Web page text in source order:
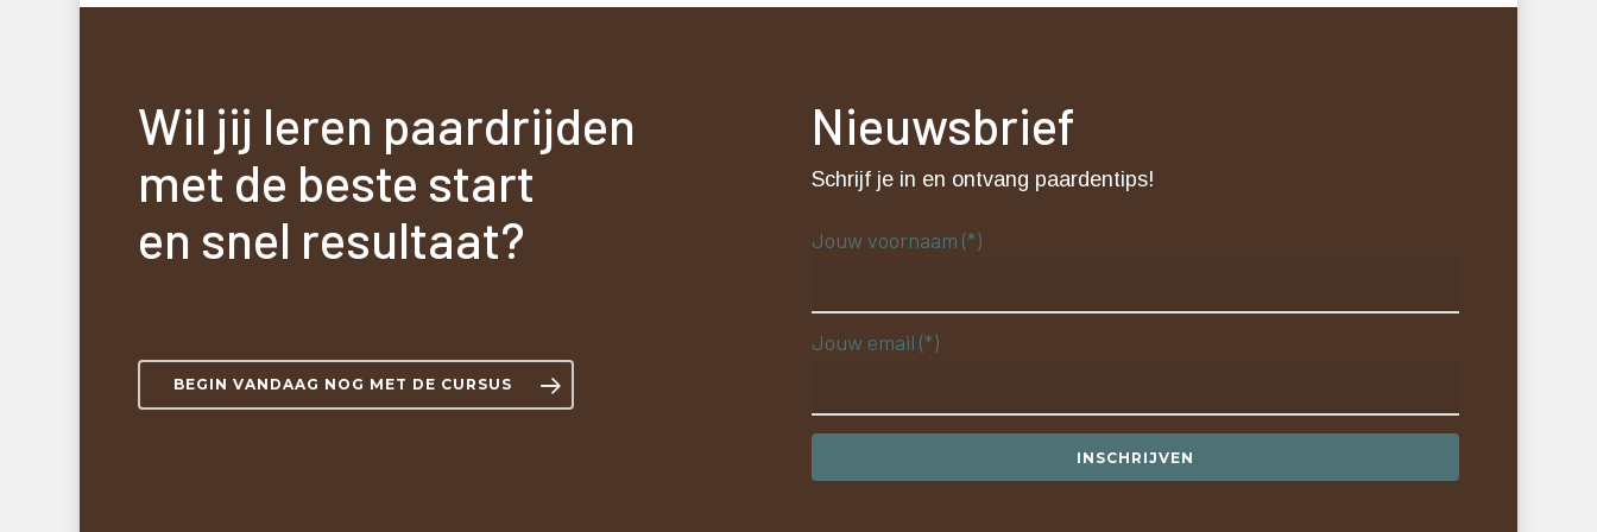
Wil jij leren paardrijden
met de beste start
en snel resultaat?
BEGIN VANDAAG NOG MET DE CURSUS
Nieuwsbrief
Schrijf je in en ontvang paardentips!
Jouw voornaam (*)
Jouw email (*)
INSCHRIJVEN